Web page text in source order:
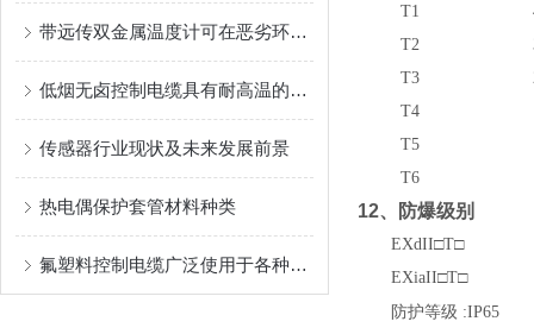
带远传双金属温度计可在恶劣环境长期工作
低烟无卤控制电缆具有耐高温的特点
传感器行业现状及未来发展前景
热电偶保护套管材料种类
氟塑料控制电缆广泛使用于各种电器设备
T1
T2
T3
T4
T5
T6
12、防爆级别
EXdII□T□
EXiaII□T□
防护等级 :IP65